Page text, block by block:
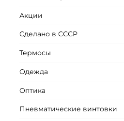
Акции
Сделано в СССР
Термосы
Одежда
Оптика
Пневматические винтовки